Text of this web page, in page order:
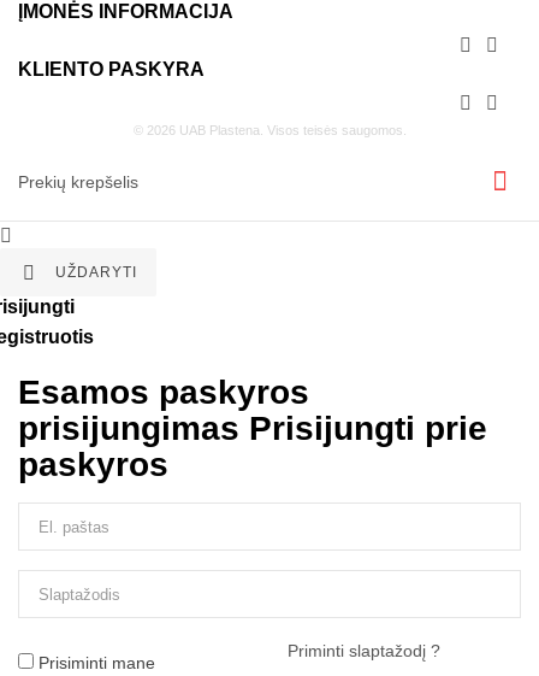
ĮMONĖS INFORMACIJA


KLIENTO PASKYRA


© 2026 UAB Plastena. Visos teisės saugomos.
Prekių krepšelis


UŽDARYTI
Esamos paskyros
prisijungimas Prisijungti prie
paskyros
Prisiminti mane
Priminti slaptažodį ?